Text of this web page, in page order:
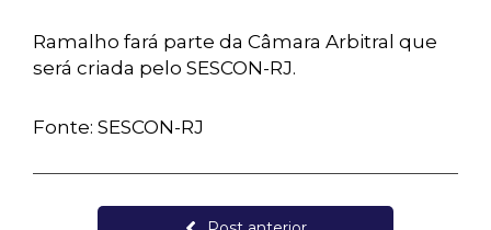
Ramalho fará parte da Câmara Arbitral que
será criada pelo SESCON-RJ.
Fonte: SESCON-RJ